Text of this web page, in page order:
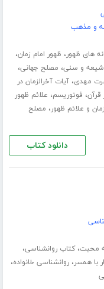
و مذهب
های ظهور، ظهور امام زمان،
شیعه و سنی، مصلح جهانی،
مهدی،آیات آخرالزمان در
قرآن، فوتوریسم، علائم ظهور
و علائم ظهور، مصلح
دانلود کتاب
محبت،کتاب روانشناسی،
با همسر،روانشناسی خانواده،